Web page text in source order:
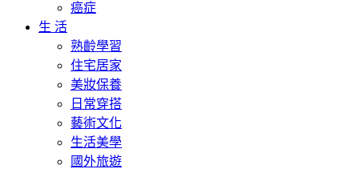
癌症
生 活
熟齡學習
住宅居家
美妝保養
日常穿搭
藝術文化
生活美學
國外旅遊